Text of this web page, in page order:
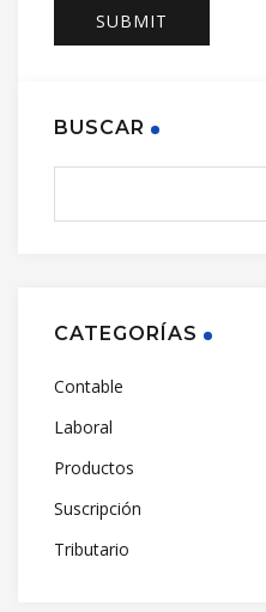
BUSCAR
CATEGORÍAS
Contable
Laboral
Productos
Suscripción
Tributario